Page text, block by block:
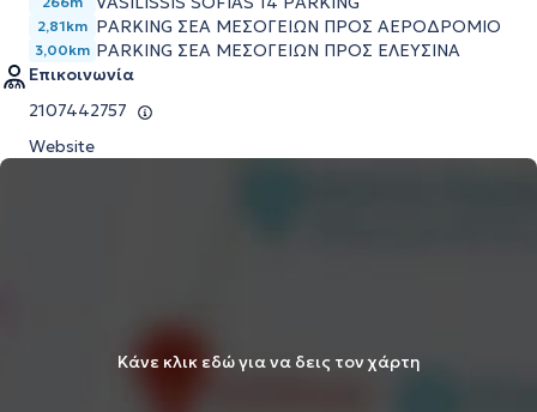
2,81km PARKING ΣΕΑ ΜΕΣΟΓΕΙΩΝ ΠΡΟΣ ΑΕΡΟΔΡΟΜΙΟ
3,00km PARKING ΣΕΑ ΜΕΣΟΓΕΙΩΝ ΠΡΟΣ ΕΛΕΥΣΙΝΑ
Επικοινωνία
2107442757
Website
Κάνε κλικ εδώ για να δεις τον χάρτη